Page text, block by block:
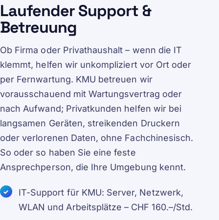
Laufender Support &
Betreuung
Ob Firma oder Privathaushalt – wenn die IT
klemmt, helfen wir unkompliziert vor Ort oder
per Fernwartung. KMU betreuen wir
vorausschauend mit Wartungsvertrag oder
nach Aufwand; Privatkunden helfen wir bei
langsamen Geräten, streikenden Druckern
oder verlorenen Daten, ohne Fachchinesisch.
So oder so haben Sie eine feste
Ansprechperson, die Ihre Umgebung kennt.
IT-Support für KMU: Server, Netzwerk,
WLAN und Arbeitsplätze – CHF 160.–/Std.